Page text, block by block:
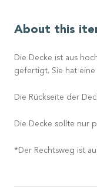
About this
Die Decke ist aus
gefertigt. Sie hat eine
Die Rückseite der
Die Decke sollte nur
*Der Rechtsweg ist